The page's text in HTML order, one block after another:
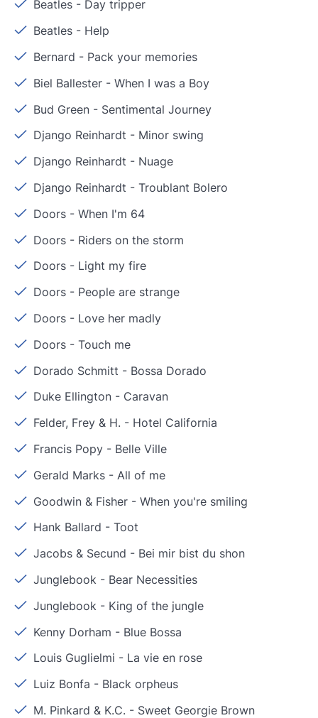
Beatles - Day tripper
Beatles - Help
Bernard - Pack your memories
Biel Ballester -When I was a Boy
Bud Green - Sentimental Journey
Django Reinhardt - Minor swing
Django Reinhardt - Nuage
Django Reinhardt -Troublant Bolero
Doors -When I'm 64
Doors - Riders on the storm
Doors - Light my fire
Doors - People are strange
Doors - Love her madly
Doors -Touch me
Dorado Schmitt - Bossa Dorado
Duke Ellington - Caravan
Felder, Frey & H. - Hotel California
Francis Popy - Belle Ville
Gerald Marks - All of me
Goodwin & Fisher -When you're smiling
Hank Ballard -Toot
Jacobs & Secund - Bei mir bist du shon
Junglebook - Bear Necessities
Junglebook - King of the jungle
Kenny Dorham - Blue Bossa
Louis Guglielmi - La vie en rose
Luiz Bonfa - Black orpheus
M. Pinkard & K.C. - Sweet Georgie Brown